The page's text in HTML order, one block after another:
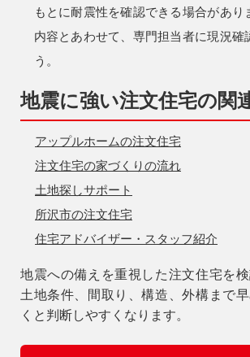
もとに耐震性を確認できる場合があり
内容とあわせて、専門担当者に現況確
う。
地震に強い注文住宅の関
アップルホームの注文住宅
注文住宅の家づくりの流れ
土地探しサポート
所沢市の注文住宅
住宅アドバイザー・スタッフ紹介
地震への備えを重視した注文住宅を検
土地条件、間取り、構造、外構まで
くと判断しやすくなります。